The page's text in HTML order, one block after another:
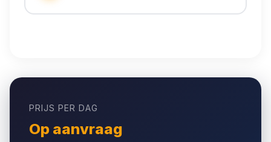
Geen kapitaalinvestering nodig
Snelle plaatsing
PRIJS PER DAG
Op aanvraag